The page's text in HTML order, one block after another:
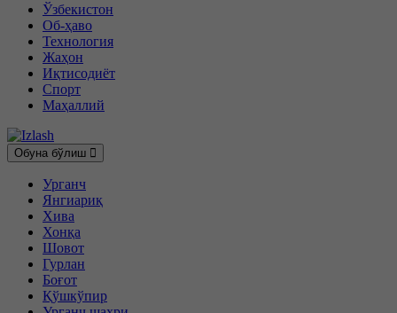
Ўзбекистон
Об-ҳаво
Технология
Жаҳон
Иқтисодиёт
Спорт
Маҳаллий
Обуна бўлиш
Урганч
Янгиариқ
Хива
Хонқа
Шовот
Гурлан
Боғот
Қўшкўпир